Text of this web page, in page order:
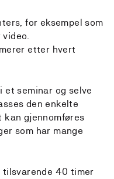
for eksempel som
etter hvert
et seminar og selve
den enkelte
kan gjennomføres
som har mange
tilsvarende 40 timer